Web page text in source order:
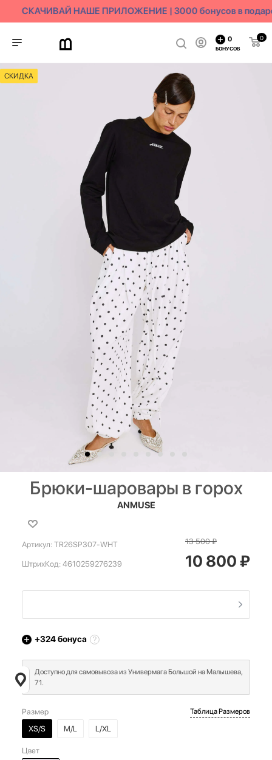
СКАЧИВАЙ НАШЕ ПРИЛОЖЕНИЕ | 3000 бонусов в
0
0
БОНУСОВ
СКИДКА
Брюки-шаровары в горох
ANMUSE
Артикул: TR26SP307-WHT
ШтрихКод: 4610259276239
13 500₽
10 800₽
+324бонуса
Доступно для самовывоза из Универмага Большой на Малышева,
71.
Размер
XS/S
M/L L/XL
Таблица Размеров
Цвет